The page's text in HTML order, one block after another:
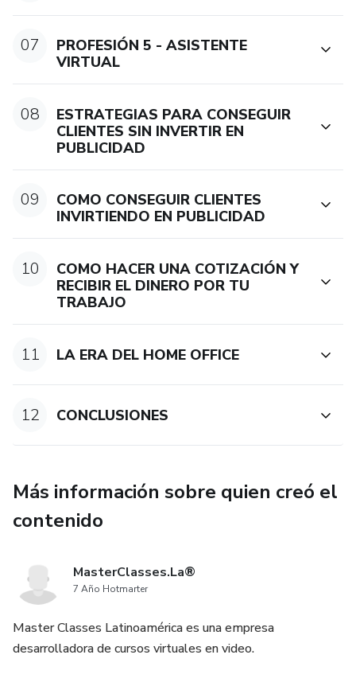
Marketing Digital, trabajando con diferentes tipos de
clientes (restaurantes, inmobiliarias, e-commerce, tiendas
de moda, universidades, etc) Consultor para importantes
digital.
07
PROFESIÓN 5 - ASISTENTE
VIRTUAL
08
ESTRATEGIAS PARA CONSEGUIR
CLIENTES SIN INVERTIR EN
PUBLICIDAD
09
COMO CONSEGUIR CLIENTES
INVIRTIENDO EN PUBLICIDAD
10
COMO HACER UNA COTIZACIÓN Y
RECIBIR EL DINERO POR TU
TRABAJO
11 LA ERA DEL HOME OFFICE
12 CONCLUSIONES
Más información sobre quien creó el
contenido
MasterClasses.La®
7 Año Hotmarter
Master Classes Latinoamérica es una empresa
desarrolladora de cursos virtuales en video.